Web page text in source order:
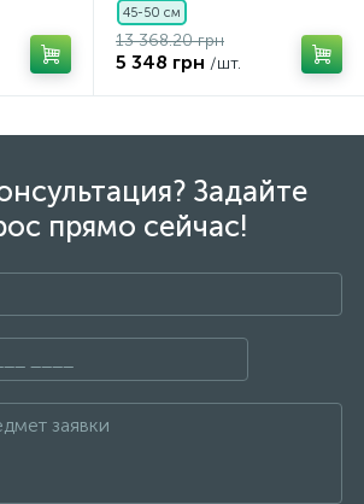
45-50 см
13 368.20 грн
5 348 грн /шт.
Задайте
прямо сейчас!